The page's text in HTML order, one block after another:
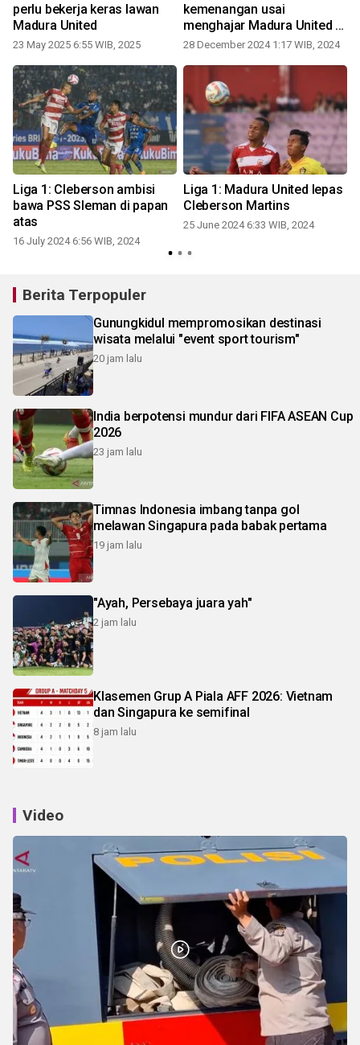
perlu bekerja keras lawan
Madura United
23 May 2025 6:55 WIB, 2025
kemenangan usai
menghajar Madura United 4-
0
28 December 2024 1:17 WIB, 2024
Liga 1: Cleberson ambisi
bawa PSS Sleman di papan
atas
16 July 2024 6:56 WIB, 2024
Liga 1: Madura United lepas
Cleberson Martins
25 June 2024 6:33 WIB, 2024
Berita Terpopuler
Gunungkidul mempromosikan destinasi
wisata melalui "event sport tourism"
20 jam lalu
India berpotensi mundur dari FIFA ASEAN Cup
2026
23 jam lalu
Timnas Indonesia imbang tanpa gol
melawan Singapura pada babak pertama
19 jam lalu
"Ayah, Persebaya juara yah"
2 jam lalu
Klasemen Grup A Piala AFF 2026: Vietnam
dan Singapura ke semifinal
8 jam lalu
Video